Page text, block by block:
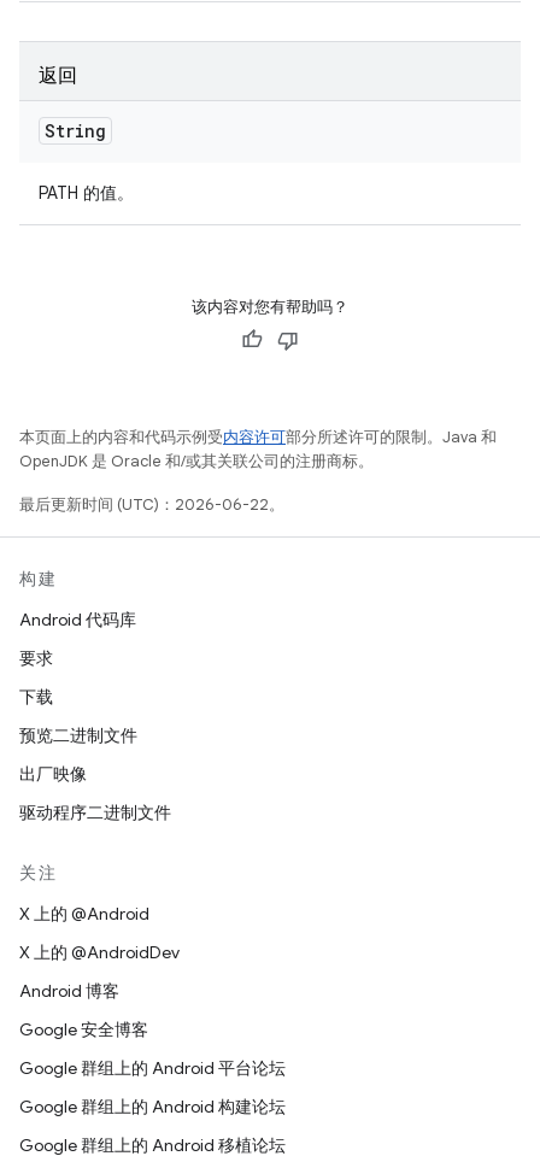
返回
String
PATH 的值。
该内容对您有帮助吗？
本页面上的内容和代码示例受内容许可部分所述许可的限制。Java 和
OpenJDK 是 Oracle 和/或其关联公司的注册商标。
最后更新时间 (UTC)：2026-06-22。
构建
Android 代码库
要求
下载
预览二进制文件
出厂映像
驱动程序二进制文件
关注
X 上的 @Android
X 上的 @AndroidDev
Android 博客
Google 安全博客
Google 群组上的 Android 平台论坛
Google 群组上的 Android 构建论坛
Google 群组上的 Android 移植论坛